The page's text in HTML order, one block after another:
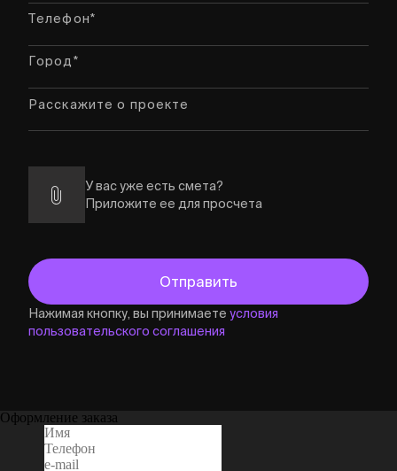
У вас уже есть смета?
Приложите ее для просчета
Нажимая кнопку, вы принимаете условия
пользовательского соглашения
Оформление заказа